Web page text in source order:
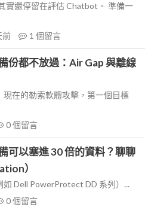
實還停留在評估 Chatbot。 準備一
前 1 個留言
份都不放過：Air Gap 與離線
在的勒索軟體攻擊，第一個目標
0個留言
可以塞進 30 倍的資料？聊聊
）
Dell PowerProtect DD 系列）...
0個留言